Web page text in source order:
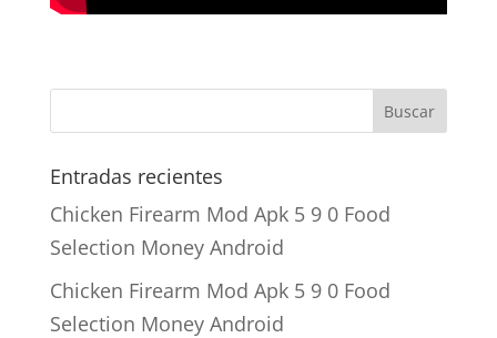
Entradas recientes
Chicken Firearm Mod Apk 5 9 0 Food
Selection Money Android
Chicken Firearm Mod Apk 5 9 0 Food
Selection Money Android